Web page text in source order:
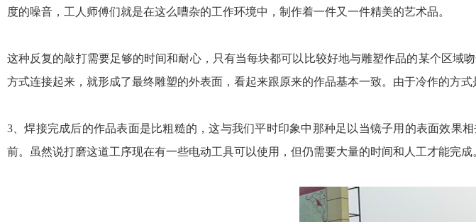
度的噪音，工人师傅们就是在这么嘈杂的工作环境中，制作着一件又一件精美的艺术品。
这种反复的敲打需要足够的时间和耐心，只有当每块都可以比较好地与雕塑作品的某个区
方式连接起来，就形成了最终雕塑的外表面，看起来跟原来的作品基本一致。由于冷作的方
3、焊接完成后的作品表面是比粗糙的，这与我们平时印象中那种足以当镜子用的表面效果
前。虽然说打磨这道工序现在有一些电动工具可以使用，但仍需要大量的时间和人工才能完成